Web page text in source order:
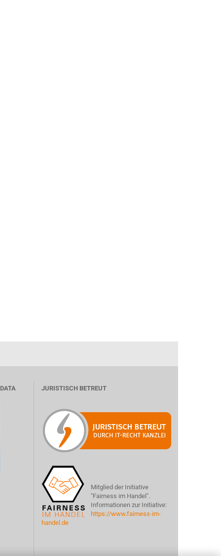
JURISTISCH BETREUT
Mitglied der Initiative
"Fairness im Handel".
Informationen zur Initiative:
https://www.fairness-im-
handel.de